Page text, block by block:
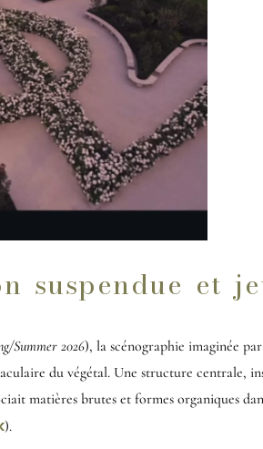
suspendue et
Summer 2026), la scénographie imaginée
du végétal. Une structure centrale,
matières brutes et formes organiques
).